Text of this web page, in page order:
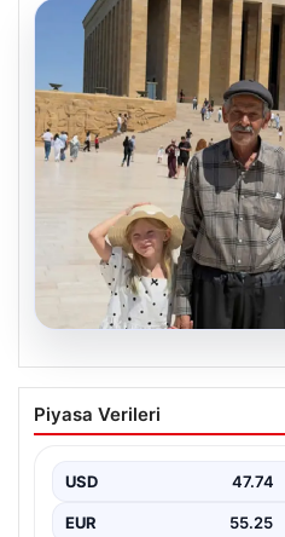
08.08.2026
Bakan Göktaş’tan
sahibi olan Doğan
Piyasa Verileri
USD 47.74
EUR 55.25